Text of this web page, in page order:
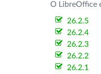
O LibreOffice
26.2.5
26.2.4
26.2.3
26.2.2
26.2.1